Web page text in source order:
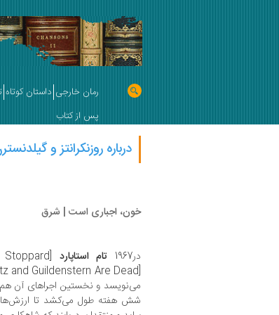
رمان خارجی داستان کوتاه
پس از کتاب
درباره روزن‍ک‍ران‍ت‍ز و
خون، اجباری است | شرق
در1967 تام استاپارد [Tom Stoppard] «
می‌نویسد و نخستین اجراهای آن
شش هفته طول می‌کشد تا